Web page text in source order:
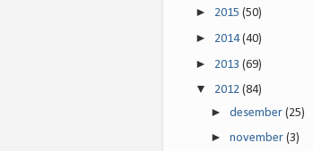
► 2015 (50)
► 2014(40)
► 2013 (69)
▼ 2012 (84)
►desember(25)
►november(3)